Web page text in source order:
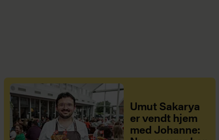
Umut Sakarya
er vendt hjem
med Johanne: